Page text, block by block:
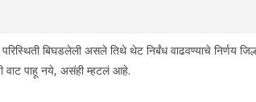
बिघडलेली असले तिथे थेट निर्बंध वाढवण्याचे निर्णय
वाट पाहू नये, असंही म्हटलं आहे.